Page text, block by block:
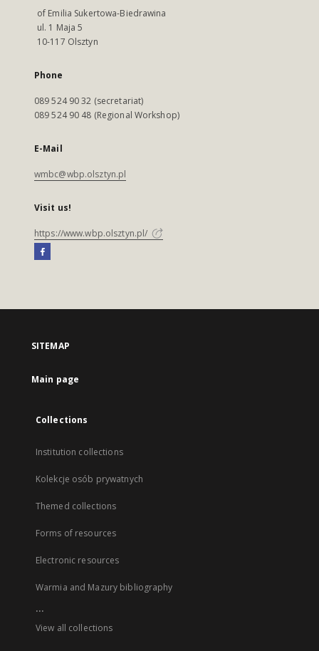
of Emilia Sukertowa-Biedrawina
ul. 1 Maja 5
10-117 Olsztyn
Phone
089 524 90 32 (secretariat)
089 524 90 48 (Regional Workshop)
E-Mail
wmbc@wbp.olsztyn.pl
Visit us!
https://www.wbp.olsztyn.pl/
SITEMAP
Main page
Collections
Institution collections
Kolekcje osób prywatnych
Themed collections
Forms of resources
Electronic resources
Warmia and Mazury bibliography
...
View all collections